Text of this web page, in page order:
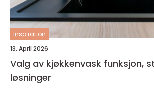
inspiration
13. April 2026
Valg av kjøkkenvask funksjon, stil og smarte
løsninger